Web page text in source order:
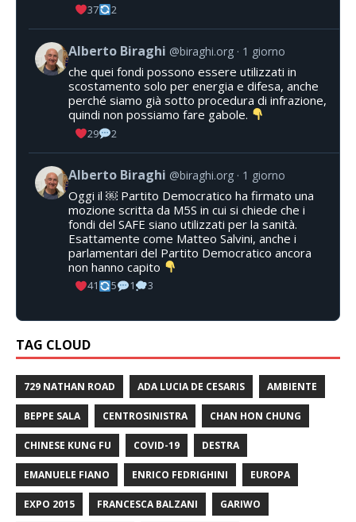
37 2
Alberto Biraghi @biraghi.org 1 giorno
che quei fondi possono essere utilizzati in
scostamento solo per energia e difesa, anche
perché siamo già sotto procedura di infrazione,
quindi non possiamo fare gabole.
29 2
Alberto Biraghi @biraghi.org 1 giorno
Oggi il ￼ Partito Democratico ha firmato una
mozione scritta da M5S in cui si chiede che i
fondi del SAFE siano utilizzati per la sanità.
Esattamente come Matteo Salvini, anche i
parlamentari del Partito Democratico ancora
non hanno capito
41 5 1 3
TAG CLOUD
729 NATHAN ROAD ADA LUCIA DE CESARIS AMBIENTE
BEPPE SALA CENTROSINISTRA CHAN HON CHUNG
CHINESE KUNG FU COVID-19 DESTRA
EMANUELE FIANO ENRICO FEDRIGHINI EUROPA
EXPO 2015 FRANCESCA BALZANI GARIWO